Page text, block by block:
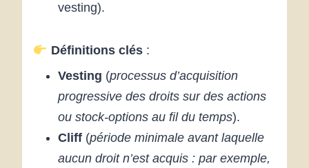
vesting).
Définitions clés:
Vesting (processus d’acquisition
progressive des droits sur des actions
ou stock-options au fil du temps).
Cliff (période minimale avant laquelle
aucun droit n’est acquis : par exemple,